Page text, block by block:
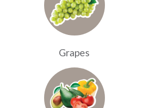
Grapes